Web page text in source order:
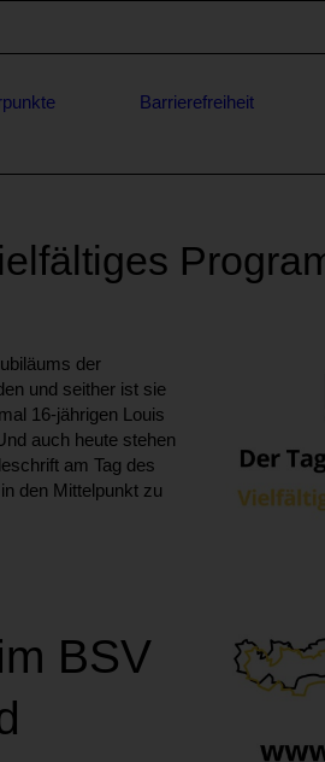
Barrierefreiheit
der
und seither ist sie
16-jährigen Louis
auch heute stehen
am Tag des
den Mittelpunkt zu
BSV